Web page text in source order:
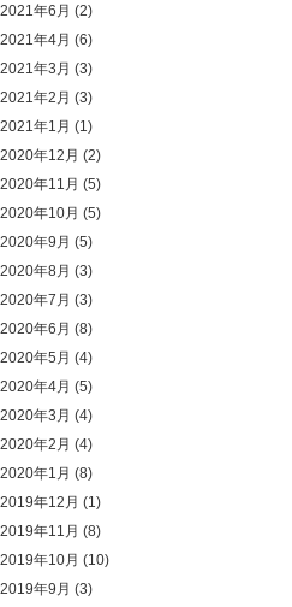
2021年6月 (2)
2021年4月 (6)
2021年3月 (3)
2021年2月 (3)
2021年1月 (1)
2020年12月 (2)
2020年11月 (5)
2020年10月 (5)
2020年9月 (5)
2020年8月 (3)
2020年7月 (3)
2020年6月 (8)
2020年5月 (4)
2020年4月 (5)
2020年3月 (4)
2020年2月 (4)
2020年1月 (8)
2019年12月 (1)
2019年11月 (8)
2019年10月 (10)
2019年9月 (3)